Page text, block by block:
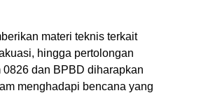
materi teknis terkait
hingga pertolongan
dan BPBD diharapkan
menghadapi bencana yang